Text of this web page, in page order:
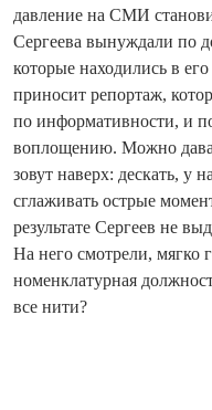
давление на СМИ
Сергеева вынуждали по
которые находились в
приносит репортаж,
по информативности, и
воплощению. Можно
зовут наверх: дескать, у
сглаживать острые
результате Сергеев не
На него смотрели, мягко
номенклатурная
все нити?